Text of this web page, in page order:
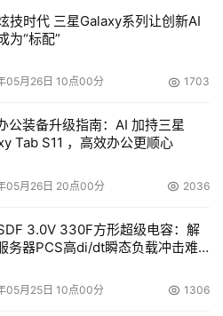
技时代 三星Galaxy系列让创新AI
为“标配”
05月26日 10点00分 1703
公装备升级指南：AI 加持三星
Tab S11 ，高效办公更顺心
05月26日 20点00分 2036
3.0V 330F方形超级电容：解
务器PCS高di/dt瞬态负载冲击难
05月25日 10点00分 1306